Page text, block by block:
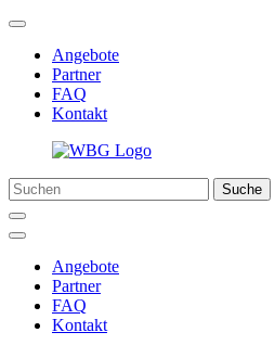
Angebote
Partner
FAQ
Kontakt
Suche
Angebote
Partner
FAQ
Kontakt